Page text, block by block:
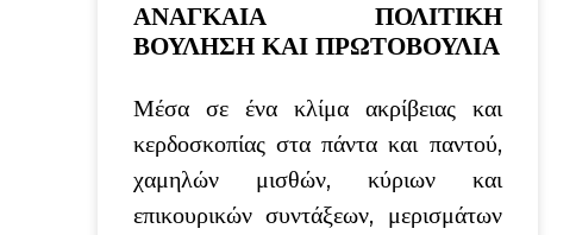
ΑΝΑΓΚΑΙΑ ΠΟΛΙΤΙΚΗ
ΒΟΥΛΗΣΗ ΚΑΙ ΠΡΩΤΟΒΟΥΛΙΑ
Μέσα σε ένα κλίμα ακρίβειας και
κερδοσκοπίας στα πάντα και παντού,
χαμηλών μισθών, κύριων και
επικουρικών συντάξεων, μερισμάτων